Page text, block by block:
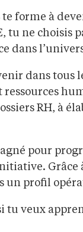
te forme à
tu ne choisis
dans
dans
RH, à
pour
Grâce
un profil
tu veux